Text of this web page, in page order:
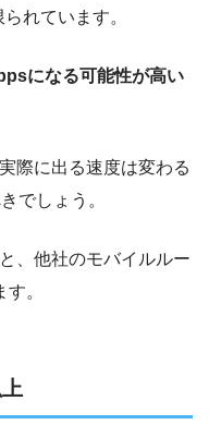
れています。
になる可能性が高い
際に出る速度は変わる
でしょう。
、他社のモバイルルー
。